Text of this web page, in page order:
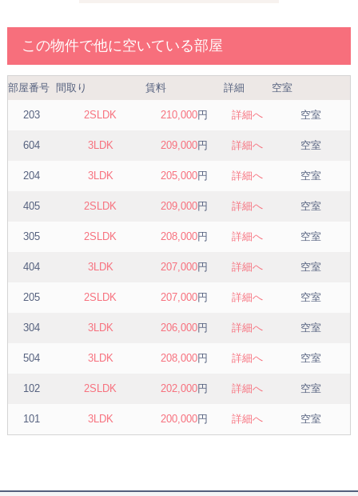
この物件で他に空いている部屋
部屋番号 間取り 賃料 詳細 空室
203 2SLDK 210,000円 詳細へ 空室
604 3LDK 209,000円 詳細へ 空室
204 3LDK 205,000円 詳細へ 空室
405 2SLDK 209,000円 詳細へ 空室
305 2SLDK 208,000円 詳細へ 空室
404 3LDK 207,000円 詳細へ 空室
205 2SLDK 207,000円 詳細へ 空室
304 3LDK 206,000円 詳細へ 空室
504 3LDK 208,000円 詳細へ 空室
102 2SLDK 202,000円 詳細へ 空室
101 3LDK 200,000円 詳細へ 空室